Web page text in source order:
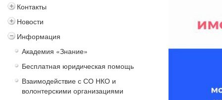
Контакты
Новости
Информация
Академия «Знание»
Бесплатная юридическая помощь
Взаимодействие с СО НКО и
волонтерскими организациями